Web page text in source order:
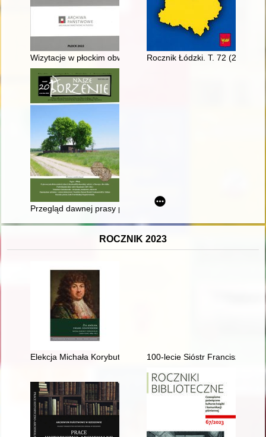
Wizytacje w płockim obwodzie szkolnym w latach 1936-1937 :
Rocznik Łódzki. T. 72 (2022)
Przegląd dawnej prasy płockiej
ROCZNIK 2023
Elekcja Michała Korybuta Wiśniowieckiego w ikonografii z
100-lecie Sióstr Franciszkanek